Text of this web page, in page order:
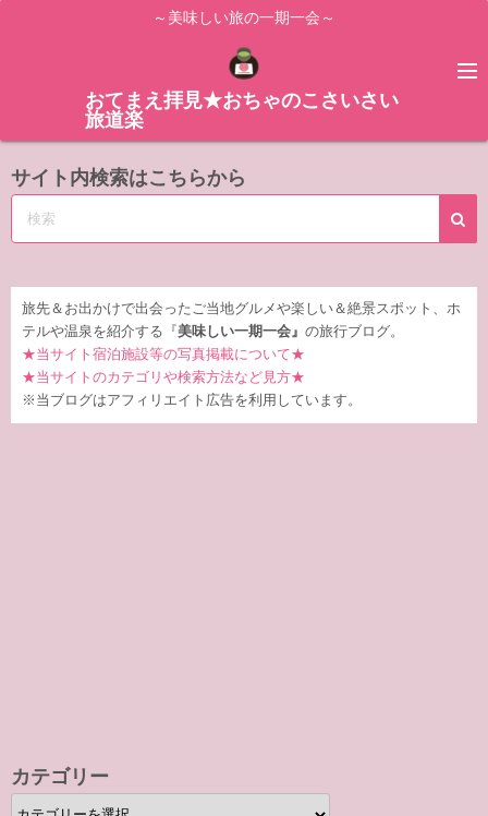
ス
ッ
～美味しい旅の一期一会～
おてまえ拝見★おちゃのこさいさい
旅道楽
サイト内検索はこちらから
旅先＆お出かけで出会ったご当地グルメや楽しい＆絶景スポット、ホ
テルや温泉を紹介する『 美味しい一期一会』 の旅行ブログ。
★当サイト宿泊施設等の写真掲載について★
★当サイトのカテゴリや検索方法など見方★
※当ブログはアフィリエイト広告を利用しています。
カテゴリー
カ